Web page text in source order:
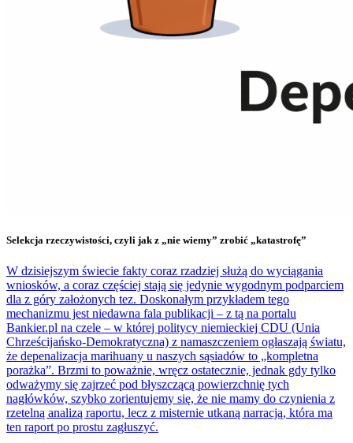
Selekcja rzeczywistości, czyli jak z „nie wiemy” zrobić „katastrofę”
W dzisiejszym świecie fakty coraz rzadziej służą do wyciągania
wniosków, a coraz częściej stają się jedynie wygodnym podparciem
dla z góry założonych tez. Doskonałym przykładem tego
mechanizmu jest niedawna fala publikacji – z tą na portalu
Bankier.pl na czele – w której politycy niemieckiej CDU (Unia
Chrześcijańsko-Demokratyczna) z namaszczeniem ogłaszają światu,
że depenalizacja marihuany u naszych sąsiadów to „kompletna
porażka”. Brzmi to poważnie, wręcz ostatecznie, jednak gdy tylko
odważymy się zajrzeć pod błyszczącą powierzchnię tych
nagłówków, szybko zorientujemy się, że nie mamy do czynienia z
rzetelną analizą raportu, lecz z misternie utkaną narracją, która ma
ten raport po prostu zagłuszyć.